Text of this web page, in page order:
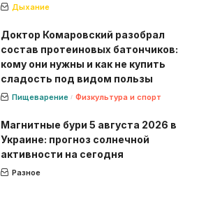
Дыхание
Доктор Комаровский разобрал
состав протеиновых батончиков:
кому они нужны и как не купить
сладость под видом пользы
Пищеварение Физкультура и спорт
Магнитные бури 5 августа 2026 в
Украине: прогноз солнечной
активности на сегодня
Разное